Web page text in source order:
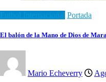
Portada
El balón de la Mano de Dios de
Mario Echeverry